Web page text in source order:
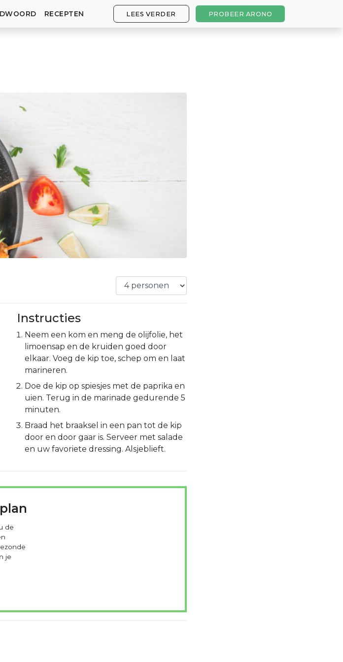
RECEPTEN LEES VERDER PROBEER ARONO
Instructies
Neem een kom en meng de olijfolie, het
limoensap en de kruiden goed door
elkaar. Voeg de kip toe, schep om en laat
marineren.
Doe de kip op spiesjes met de paprika en
uien. Terug in de marinade gedurende 5
minuten.
Braad het braaksel in een pan tot de kip
door en door gaar is. Serveer met salade
en uw favoriete dressing. Alsjeblieft.
de
je